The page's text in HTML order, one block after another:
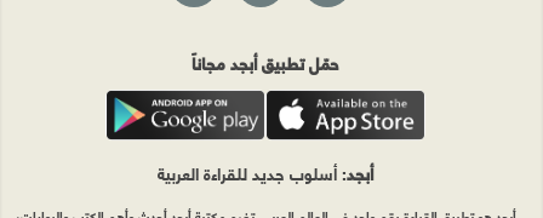
حمّل تطبيق أبجد مجاناً
أبجد: أسلوب جديد للقراءة العربية